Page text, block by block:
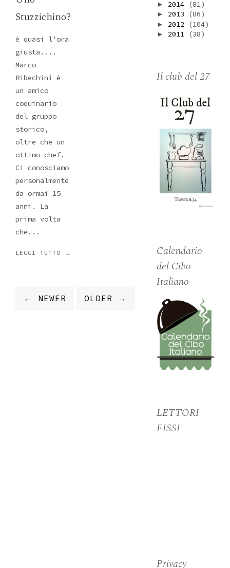
Stuzzichino?
è quasi l'ora
giusta....
Marco
Ribechini è
un amico
coquinario
del gruppo
storico,
oltre che un
ottimo chef.
Ci conosciamo
personalmente
da ormai 15
anni. La
prima volta
che...
LEGGI TUTTO →
← NEWER OLDER →
► 2014 (81)
► 2013 (86)
► 2012 (104)
► 2011 (38)
Il club del 27
Calendario
del Cibo
Italiano
LETTORI
FISSI
Privacy